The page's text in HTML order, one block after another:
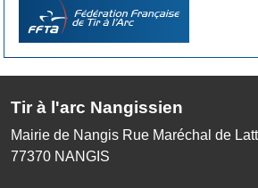
Tir à l'arc Nangissien
Mairie de Nangis Rue Maréchal de
77370 NANGIS